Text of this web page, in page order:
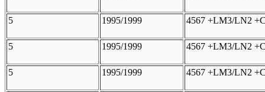
5 1995/1999 4567 +LM3/LN2
5 1995/1999 4567 +LM3/LN2
5 1995/1999 4567 +LM3/LN2